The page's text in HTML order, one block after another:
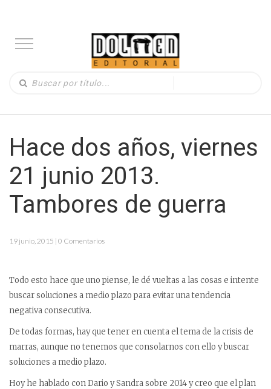
Hace dos años, viernes
21 junio 2013.
Tambores de guerra
19 junio, 2015 | 0 Comentarios
Todo esto hace que uno piense, le dé vueltas a las cosas e intente
buscar soluciones a medio plazo para evitar una tendencia
negativa consecutiva.
De todas formas, hay que tener en cuenta el tema de la crisis de
marras, aunque no tenemos que consolarnos con ello y buscar
soluciones a medio plazo.
Hoy he hablado con Dario y Sandra sobre 2014 y creo que el plan